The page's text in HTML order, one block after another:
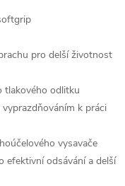
pro delší životnost
tlakového odlitku
k práci
vysavače
efektivní odsávání a delší